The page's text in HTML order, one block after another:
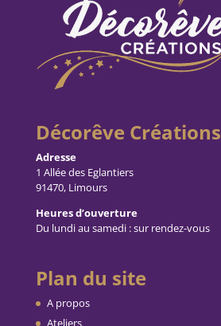
Décorêve Créations
Adresse
1 Allée des Eglantiers
91470, Limours
Heures d’ouverture
Du lundi au samedi : sur rendez-vous
Plan du site
A propos